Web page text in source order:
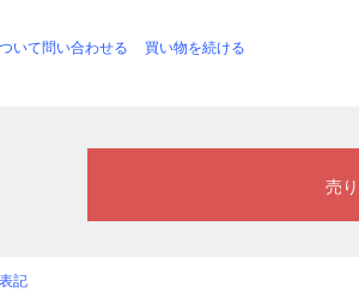
いて問い合わせる 買い物を続ける
記